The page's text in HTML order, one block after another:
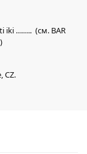
iki …….. (см. BAR
CZ.